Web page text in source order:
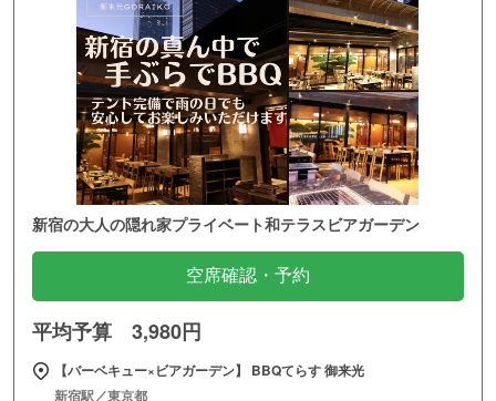
新宿の大人の隠れ家プライベート和テラスビアガーデン
空席確認・予約
平均予算 3,980円
【バーベキュー×ビアガーデン】 BBQてらす 御来光
新宿駅／東京都